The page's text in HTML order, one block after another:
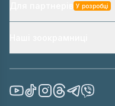
У розробці